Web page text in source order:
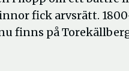
fick arvsrätt.
finns på